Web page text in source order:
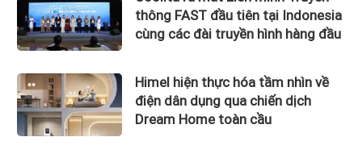
thông FAST đầu tiên tại Indonesia
cùng các đài truyền hình hàng đầu
Himel hiện thực hóa tầm nhìn về
điện dân dụng qua chiến dịch
Dream Home toàn cầu